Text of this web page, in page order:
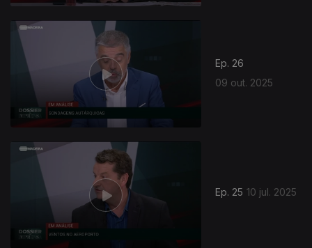
Ep. 26
09 out. 2025
Ep. 25 10 jul. 2025
863430